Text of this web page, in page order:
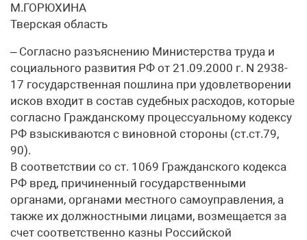
М.ГОРЮХИНА
Тверская область
– Согласно разъяснению Министерства труда и
социального развития РФ от 21.09.2000 г. N 2938-
17 государственная пошлина при удовлетворении
исков входит в состав судебных расходов, которые
согласно Гражданскому процессуальному кодексу
РФ взыскиваются с виновной стороны (ст.ст.79,
90).
В соответствии со ст. 1069 Гражданского кодекса
РФ вред, причиненный государственными
органами, органами местного самоуправления, а
также их должностными лицами, возмещается за
счет соответственно казны Российской